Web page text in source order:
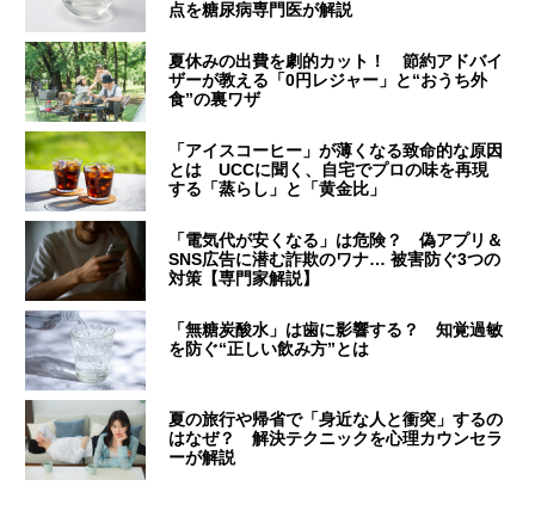
点を糖尿病専門医が解説
夏休みの出費を劇的カット！ 節約アドバイ
ザーが教える「0円レジャー」と“おうち外
食”の裏ワザ
「アイスコーヒー」が薄くなる致命的な原因
とは UCCに聞く、自宅でプロの味を再現
する「蒸らし」と「黄金比」
「電気代が安くなる」は危険？ 偽アプリ＆
SNS広告に潜む詐欺のワナ… 被害防ぐ3つの
対策【専門家解説】
「無糖炭酸水」は歯に影響する？ 知覚過敏
を防ぐ“正しい飲み方”とは
夏の旅行や帰省で「身近な人と衝突」するの
はなぜ？ 解決テクニックを心理カウンセラ
ーが解説